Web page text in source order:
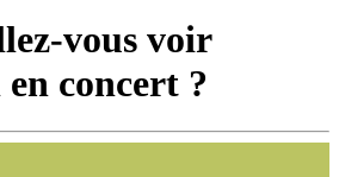
vous voir
concert ?